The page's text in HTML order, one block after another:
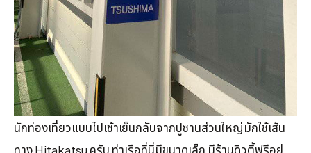
นักท่องเที่ยวแบบไปเช้าเย็นกลับจากปูซานส่วนใหญ่มักใช้เส้น
ทาง Hitakatsu ครับ ท่าเรือที่นี่มีขนาดเล็ก มีร้านดิวตี้ฟรีอยู่